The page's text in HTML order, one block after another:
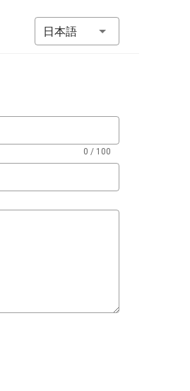
日本語
0 / 100